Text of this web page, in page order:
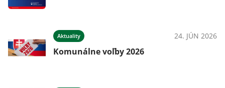
Aktuality 24. JÚN 2026
Komunálne voľby 2026